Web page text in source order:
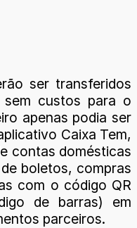
ser transferidos
custos para o
apenas podia ser
Caixa Tem,
contas domésticas
boletos, compras
com o código QR
de barras) em
parceiros.